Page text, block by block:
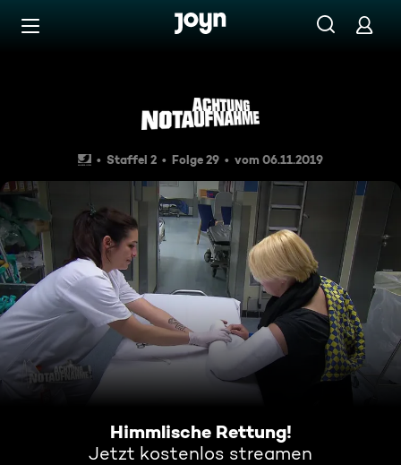
Zum Inhalt springen
Himmlische Rettung!
Staffel 2 Folge 29 vom 06.11.2019
Himmlische Rettung!
Jetzt kostenlos streamen